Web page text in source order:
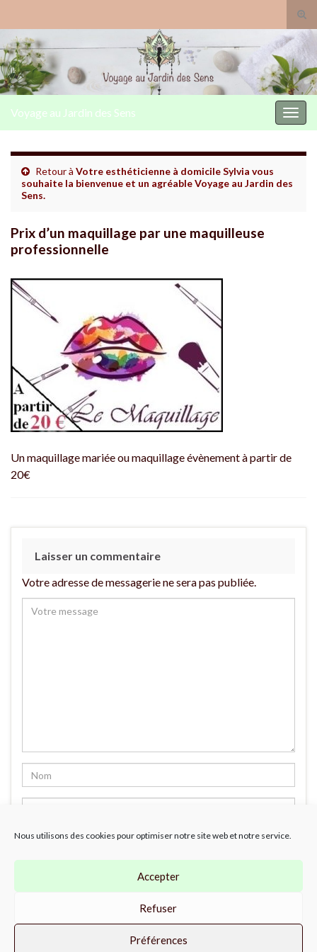
Nous utilisons des cookies pour optimiser notre site web et notre service.
Accepter
Refuser
Préférences
Voyage au Jardin des Sens
Retour à Votre esthéticienne à domicile Sylvia vous
souhaite la bienvenue et un agréable Voyage au Jardin des
Sens.
Prix d’un maquillage par une maquilleuse
professionnelle
Un maquillage mariée ou maquillage évènement à partir de
20€
Laisser un commentaire
Votre adresse de messagerie ne sera pas publiée.